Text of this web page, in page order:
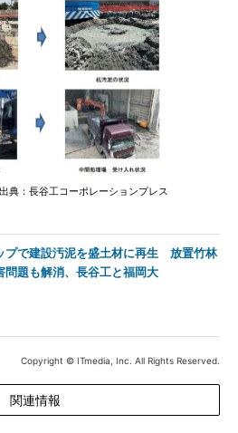
典：長谷工コーポレーションプレス
プで建設汚泥を盛土材に再生 放置竹林
問題も解消、長谷工と福岡大
Copyright © ITmedia, Inc. All Rights Reserved.
関連情報